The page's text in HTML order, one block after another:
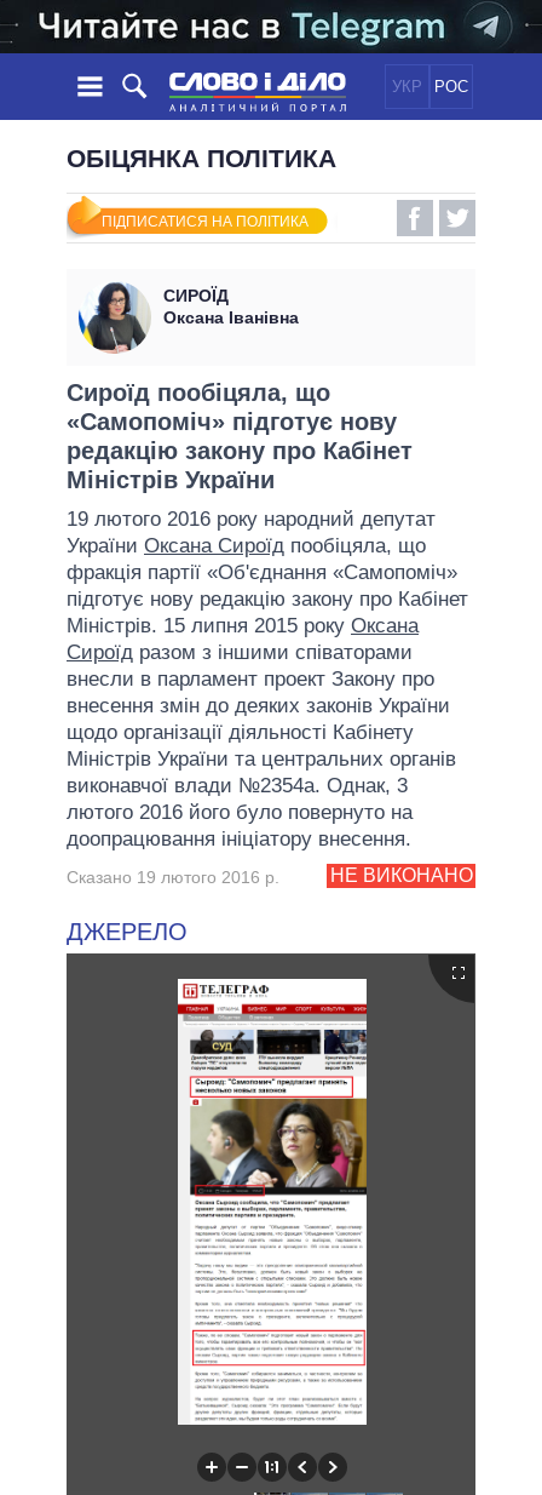
УКР РОС
НОВИНИ
СТРІЧКА
ПОДІЇ
СТАТТІ
ДУМКИ
ОГЛЯДИ
ДАЙДЖЕСТИ
ПОЛІТИКА
ЕКОНОМІКА
СВІТ
ОБIЦЯНКИ
УСІ ПОЛІТИКИ
ПРЕЗИДЕНТ І ОФІС
ВЕРХОВНА РАДА
КАБІНЕТ МІНІСТРІВ
ГОЛОВИ ОБЛАДМІНІСТРАЦІЙ
МЕРИ МІСТ
ВСІ ПЕРСОНИ
ІНФОГРАФІКА
ПІДТРИМАТИ
ПОРІВНЯННЯ ПОЛІТИКІВ
ОБІЦЯНКА ПОЛІТИКА
ПІДПИСАТИСЯ НА ПОЛІТИКА
СИРОЇД
Оксана Іванівна
Сироїд пообіцяла, що
«Самопоміч» підготує нову
редакцію закону про Кабінет
Міністрів України
19 лютого 2016 року народний депутат
України Оксана Сироїд пообіцяла, що
фракція партії «Об'єднання «Самопоміч»
підготує нову редакцію закону про Кабінет
Міністрів. 15 липня 2015 року Оксана
Сироїд разом з іншими співаторами
внесли в парламент проект Закону про
внесення змін до деяких законів України
щодо організації діяльності Кабінету
Міністрів України та центральних органів
виконавчої влади №2354а. Однак, 3
лютого 2016 його було повернуто на
доопрацювання ініціатору внесення.
НЕ ВИКОНАНО
Сказано 19 лютого 2016 р.
ДЖЕРЕЛО